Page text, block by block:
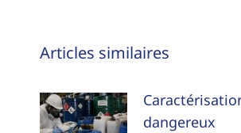
Navigation
article
Articles similaires
dangereux